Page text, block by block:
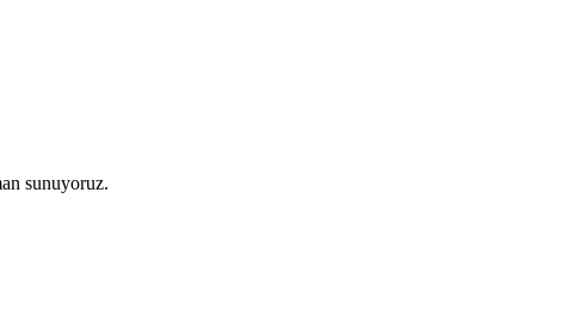
sunuyoruz.